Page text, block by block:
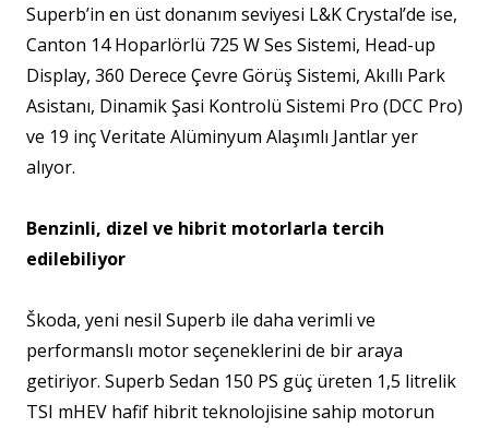
Superb’in en üst donanım seviyesi L&K Crystal’de ise,
Canton 14 Hoparlörlü 725 W Ses Sistemi​, Head-up
Display​, 360 Derece Çevre Görüş Sistemi​, Akıllı Park
Asistanı​, Dinamik Şasi Kontrolü Sistemi Pro (DCC Pro)​
ve 19 inç Veritate Alüminyum Alaşımlı Jantlar yer
alıyor.
Benzinli, dizel ve hibrit motorlarla tercih
edilebiliyor
Škoda, yeni nesil Superb ile daha verimli ve
performanslı motor seçeneklerini de bir araya
getiriyor. Superb Sedan 150 PS güç üreten 1,5 litrelik
TSI mHEV hafif hibrit teknolojisine sahip motorun